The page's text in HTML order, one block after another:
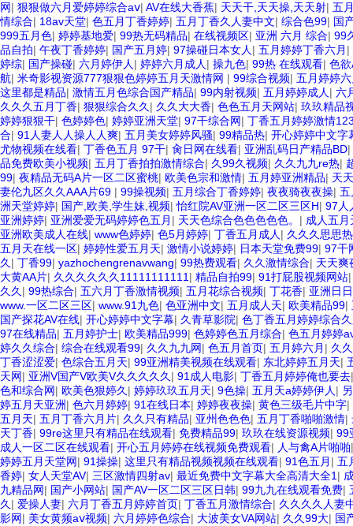
网| 狠狠做六月爱婷婷综合aⅴ| AV在线大香蕉| 天天干,天天操,天天射| 五
情综合| 18av天堂| 色五月丁香婷婷| 五月丁香久人妻中文| 综合色99| 国
999五月色| 婷婷基地爱| 99热无码精品| 在线视频区| 亚洲 六月 综合| 99
品自拍| 午夜丁香婷婷| 国产五月婷| 97操碰日本女人 | 五月婷婷丁香六月 |
婷综| 国产操碰| 六月婷伊人 | 婷婷六月成人 | 操九色| 99热 在线观看| 色欲
航| 米奇影视资源777狠狠色婷婷五月天激情网 | 99综合视频| 五月婷婷
这里都是精品| 激情五月色综合国产精品| 99内射视频| 五月婷婷成人 | 六
久久久五月丁香| 狠狠综合久久 | 久久大大香| 色色五月天网站| 玖玖精品
婷婷狠狠干| 色婷婷色| 婷婷亚洲天堂| 97干综合网| 丁香五月婷婷激情
合| 91人妻人人操人人爽| 五月美女婷婷风骚| 99精品热| 开心婷婷中文字
尤物视频在线看| 丁香色五月 97干| 肏日网在线看| 亚洲乱码日产精品BD|
品免费欧美小视频| 五月丁香拍拍激情综合| 久99久视频| 久久九九re热|
99| 夜精品无码A片一区二区蜜桃| 欧美色宗和激情| 五月婷亚洲精品| 天
妻伦九区久久AAA片69 | 99操视频| 五月综合丁香婷婷| 夜夜骑夜夜操| 五
洲天堂婷婷| 国产,欧美,学生妹,视频|怡红院AV亚洲一区二区三区H| 97人
亚洲婷婷| 亚洲爱爱无码婷婷色五月 | 天天色综合色色色色色。 | 成人五
亚洲欧美成人在线| www色婷婷| 色5月婷婷| 丁香五月成人 | 久久久思思热
五月天在线一区| 婷婷性爱五月天| 激情小说婷婷| 日本天堂免费99| 97干
久 | 丁香99| yazhochengrenavwang| 99热费观看| 久久激情综合| 天天爽
大黄AA片| 久久久久久久11111111111 | 精品自拍99| 91打屁股视频网站
久久 | 99热综合| 五六月丁香激情视频| 五月花综合视频| 丁花香| 亚洲日
www.一区二区三区| www.91九色| 色亚洲中文| 五月成人天| 欧美精品99|
国产探花AV在线| 开心婷婷中文字幕| 久青草影院| 色丁香五月婷婷综合
97在线精品| 五月婷护士| 欧美精品999| 色婷婷色五月综合| 色五月婷婷
婷久久综合| 综合在线观看99| 久久九九网| 色五月首页| 五月婷六月 | 久
丁香涩涩爱| 色综合五月天| 99亚洲精美视频在线观看| 东北婷婷五月天|
天网| 亚洲V国产V欧美V久久久久久 | 91成人电影| 丁香五月婷婷俺也要去
色和综合网| 欧美色狠婷久 | 婷婷玖玖五月天| 9色操| 五月天a婷婷伊人 |
婷五月天亚洲| 色六月婷婷| 91在线日本| 婷婷夜夜操| 黄色三级毛片中字|
五月天| 五月丁香六月片| 久久只有精品| 亚州色色色| 五月丁香啪啪激情|
天丁香| 99re这里只有精品在线观看| 免费精品99| 玖玖在线资源视频| 99
成人一区二区在线观看| 开心五月婷婷在线视频免费观看| 人与禽A片啪啪
婷婷五月天堂网| 91操操| 这里只有精品视频视频在线观看| 91色五月 | 五
香婷| 女人天堂AV| 三区激情四射av| 最近免费中文字幕大全高清大全1 |
九精品网| 国产小网站| 国产AV一区二区三区日韩| 99九九在线观看免费|
久 | 爱操人妻| 六月丁香五月婷婷首页| 丁香五月激情综合| 久久久久人妻
影网| 美女黄频aⅴ视频| 六月婷婷色综合| 大波美女VA网站| 久久99大| 国